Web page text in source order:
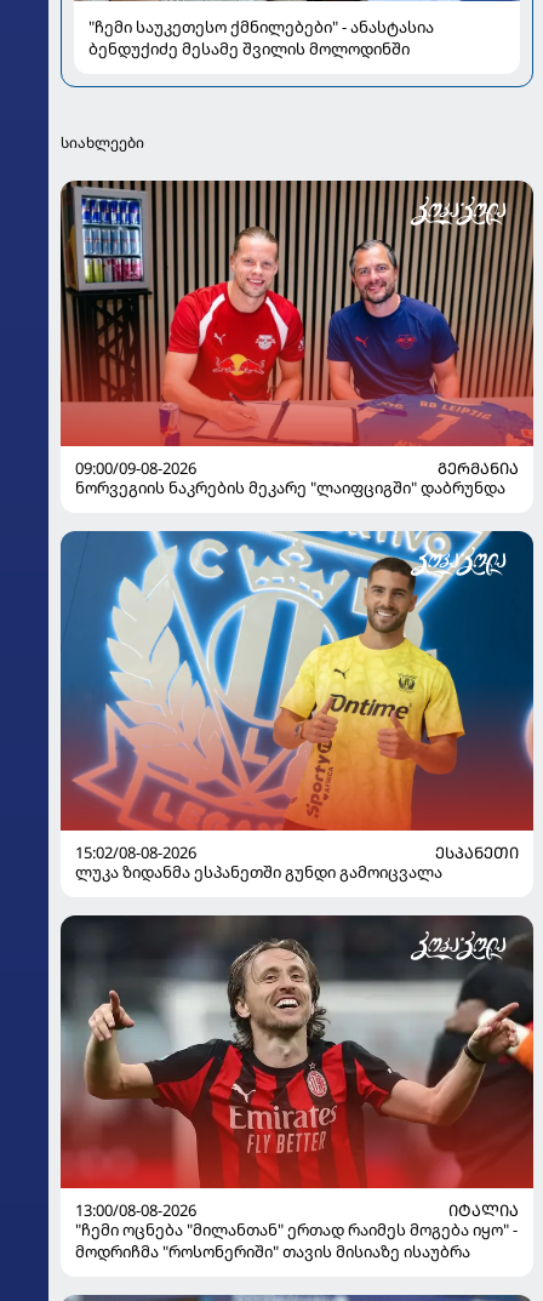
"ჩემი საუკეთესო ქმნილებები" - ანასტასია
ბენდუქიძე მესამე შვილის მოლოდინში
სიახლეები
09:00/09-08-2026
ᲒᲔᲠᲛᲐᲜᲘᲐ
ნორვეგიის ნაკრების მეკარე "ლაიფციგში" დაბრუნდა
15:02/08-08-2026
ᲔᲡᲞᲐᲜᲔᲗᲘ
ლუკა ზიდანმა ესპანეთში გუნდი გამოიცვალა
13:00/08-08-2026
ᲘᲢᲐᲚᲘᲐ
"ჩემი ოცნება "მილანთან" ერთად რაიმეს მოგება იყო" -
მოდრიჩმა "როსონერიში" თავის მისიაზე ისაუბრა